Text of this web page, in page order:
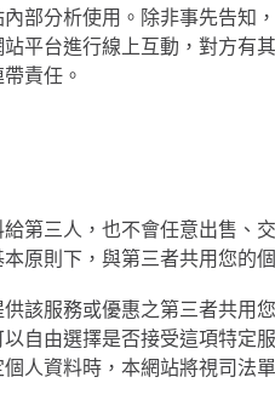
部分析使用。除非事先告知
平台進行線上互動，對方有
責任。
第三人，也不會任意出售、
原則下，與第三者共用您的
該服務或優惠之第三者共用
自由選擇是否接受這項特定
人資料時，本網站將視司法